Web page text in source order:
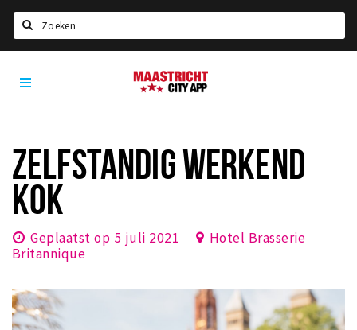
Home
Party pics
Nieuws, interviews & blogs
Eten
Drinken
Slapen
Recreatief
Maastricht
City
ZELFSTANDIG WERKEND
KOK
Geplaatst op 5 juli 2021
Hotel Brasserie
Britannique